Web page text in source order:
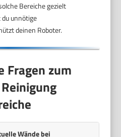
Bereiche gezielt
unnötige
deinen Roboter.
Fragen zum
Wände bei